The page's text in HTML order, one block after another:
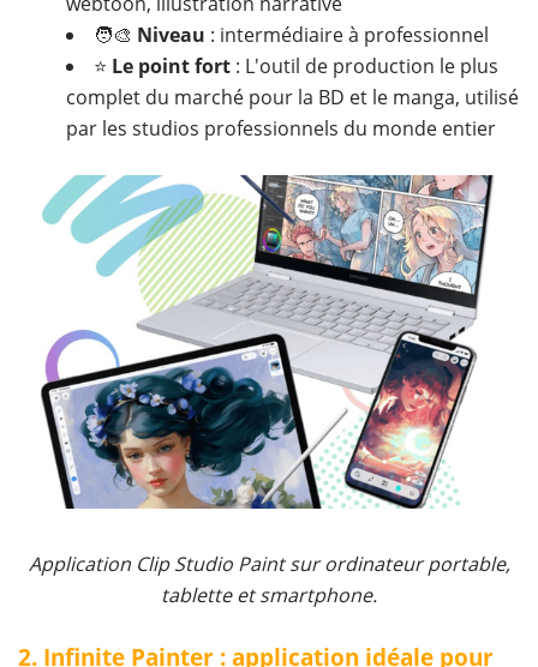
🧑‍🎨 Niveau : intermédiaire à professionnel
⭐ Le point fort : L'outil de production le plus
complet du marché pour la BD et le manga, utilisé
par les studios professionnels du monde entier
Application Clip Studio Paint sur ordinateur portable,
tablette et smartphone.
2. Infinite Painter : application idéale pour